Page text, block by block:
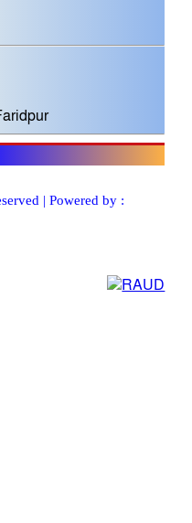
| Powered by :